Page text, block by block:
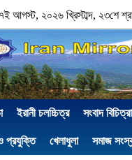
আগস্ট, ২০২৬ খ্রিস্টাব্দ, ২৩শে
ইরানী চলচ্চিত্র সংবাদ বিচিত্রা
প্রযুক্তি খেলাধুলা সমাজ